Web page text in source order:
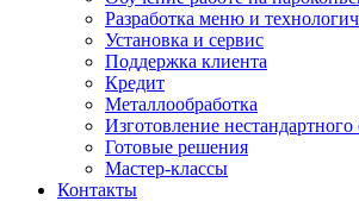
Разработка меню и
Установка и сервис
Поддержка клиента
Кредит
Металлообработка
Изготовление
Готовые решения
Мастер-классы
Контакты